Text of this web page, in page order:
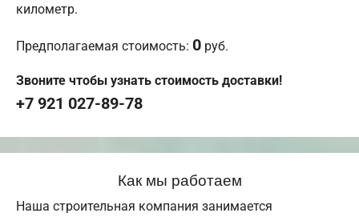
километр.
Предполагаемая стоимость: 0 руб.
Звоните чтобы узнать стоимость доставки!
+7 921 027-89-78
Как мы работаем
Наша строительная компания занимается